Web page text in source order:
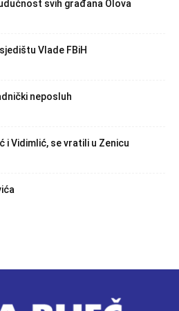
svih građana Olova
Vlade FBiH
neposluh
i Vidimlić, se vratili u Zenicu